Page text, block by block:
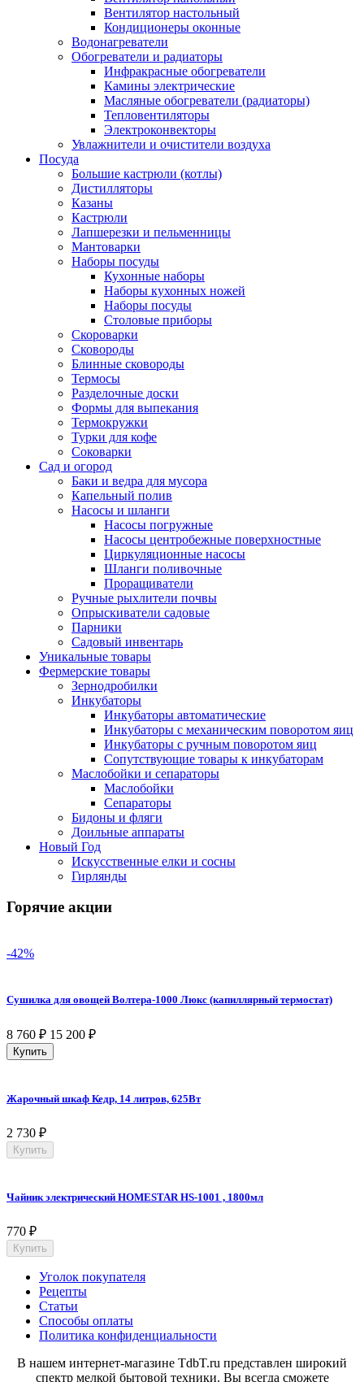
Вентилятор настольный
Кондиционеры оконные
Водонагреватели
Обогреватели и радиаторы
Инфракрасные обогреватели
Камины электрические
Масляные обогреватели (радиаторы)
Тепловентиляторы
Электроконвекторы
Увлажнители и очистители воздуха
Посуда
Большие кастрюли (котлы)
Дистилляторы
Казаны
Кастрюли
Лапшерезки и пельменницы
Мантоварки
Наборы посуды
Кухонные наборы
Наборы кухонных ножей
Наборы посуды
Столовые приборы
Скороварки
Сковороды
Блинные сковороды
Термосы
Разделочные доски
Формы для выпекания
Термокружки
Турки для кофе
Соковарки
Сад и огород
Баки и ведра для мусора
Капельный полив
Насосы и шланги
Насосы погружные
Насосы центробежные поверхностные
Циркуляционные насосы
Шланги поливочные
Проращиватели
Ручные рыхлители почвы
Опрыскиватели садовые
Парники
Садовый инвентарь
Уникальные товары
Фермерские товары
Зернодробилки
Инкубаторы
Инкубаторы автоматические
Инкубаторы с механическим поворотом яиц
Инкубаторы с ручным поворотом яиц
Сопутствующие товары к инкубаторам
Маслобойки и сепараторы
Маслобойки
Сепараторы
Бидоны и фляги
Доильные аппараты
Новый Год
Искусственные елки и сосны
Гирлянды
Горячие акции
-42%
Сушилка для овощей Волтера-1000 Люкс (капиллярный термостат)
8 760 ₽ 15 200 ₽
Купить
Жарочный шкаф Кедр, 14 литров, 625Вт
2 730 ₽
Купить
Чайник электрический HOMESTAR HS-1001 , 1800мл
770 ₽
Купить
Уголок покупателя
Рецепты
Статьи
Способы оплаты
Политика конфиденциальности
В нашем интернет-магазине TdbT.ru представлен широкий
спектр мелкой бытовой техники. Вы всегда сможете